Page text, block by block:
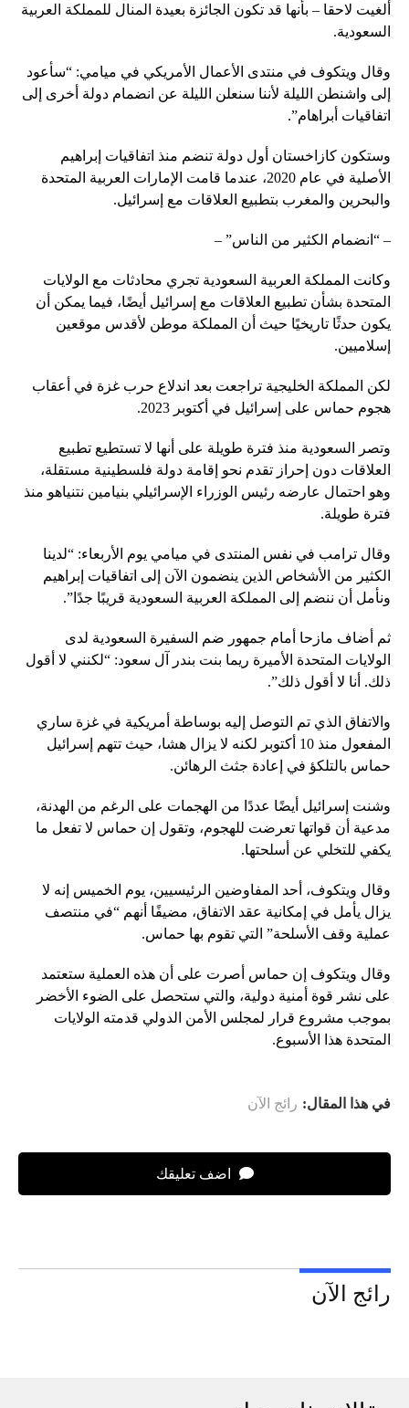
ألغيت لاحقا – بأنها قد تكون الجائزة بعيدة المنال للمملكة العربية
السعودية.
وقال ويتكوف في منتدى الأعمال الأمريكي في ميامي: “سأعود
إلى واشنطن الليلة لأننا سنعلن الليلة عن انضمام دولة أخرى إلى
اتفاقيات أبراهام”.
وستكون كازاخستان أول دولة تنضم منذ اتفاقيات إبراهيم
الأصلية في عام 2020، عندما قامت الإمارات العربية المتحدة
والبحرين والمغرب بتطبيع العلاقات مع إسرائيل.
– “انضمام الكثير من الناس” –
وكانت المملكة العربية السعودية تجري محادثات مع الولايات
المتحدة بشأن تطبيع العلاقات مع إسرائيل أيضًا، فيما يمكن أن
يكون حدثًا تاريخيًا حيث أن المملكة موطن لأقدس موقعين
إسلاميين.
لكن المملكة الخليجية تراجعت بعد اندلاع حرب غزة في أعقاب
هجوم حماس على إسرائيل في أكتوبر 2023.
وتصر السعودية منذ فترة طويلة على أنها لا تستطيع تطبيع
العلاقات دون إحراز تقدم نحو إقامة دولة فلسطينية مستقلة،
وهو احتمال عارضه رئيس الوزراء الإسرائيلي بنيامين نتنياهو منذ
فترة طويلة.
وقال ترامب في نفس المنتدى في ميامي يوم الأربعاء: “لدينا
الكثير من الأشخاص الذين ينضمون الآن إلى اتفاقيات إبراهيم
ونأمل أن ننضم إلى المملكة العربية السعودية قريبًا جدًا”.
ثم أضاف مازحا أمام جمهور ضم السفيرة السعودية لدى
الولايات المتحدة الأميرة ريما بنت بندر آل سعود: “لكنني لا أقول
ذلك. أنا لا أقول ذلك”.
والاتفاق الذي تم التوصل إليه بوساطة أمريكية في غزة ساري
المفعول منذ 10 أكتوبر لكنه لا يزال هشا، حيث تتهم إسرائيل
حماس بالتلكؤ في إعادة جثث الرهائن.
وشنت إسرائيل أيضًا عددًا من الهجمات على الرغم من الهدنة،
مدعية أن قواتها تعرضت للهجوم، وتقول إن حماس لا تفعل ما
يكفي للتخلي عن أسلحتها.
وقال ويتكوف، أحد المفاوضين الرئيسيين، يوم الخميس إنه لا
يزال يأمل في إمكانية عقد الاتفاق، مضيفًا أنهم “في منتصف
عملية وقف الأسلحة” التي تقوم بها حماس.
وقال ويتكوف إن حماس أصرت على أن هذه العملية ستعتمد
على نشر قوة أمنية دولية، والتي ستحصل على الضوء الأخضر
بموجب مشروع قرار لمجلس الأمن الدولي قدمته الولايات
المتحدة هذا الأسبوع.
في هذا المقال: رائج الآن
اضف تعليقك
رائج الآن